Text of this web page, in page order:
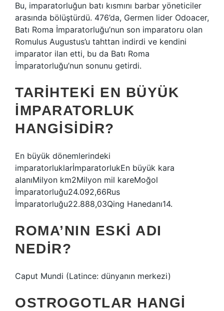
Bu, imparatorluğun batı kısmını barbar yöneticiler
arasında bölüştürdü. 476’da, Germen lider Odoacer,
Batı Roma İmparatorluğu’nun son imparatoru olan
Romulus Augustus’u tahttan indirdi ve kendini
imparator ilan etti, bu da Batı Roma
İmparatorluğu’nun sonunu getirdi.
TARIHTEKI EN BÜYÜK
IMPARATORLUK
HANGISIDIR?
En büyük dönemlerindeki
imparatorluklarİmparatorlukEn büyük kara
alanıMilyon km2Milyon mil kareMoğol
İmparatorluğu24.092,66Rus
İmparatorluğu22.888,03Qing Hanedanı14.
ROMA’NIN ESKI ADI
NEDIR?
Caput Mundi (Latince: dünyanın merkezi)
OSTROGOTLAR HANGI